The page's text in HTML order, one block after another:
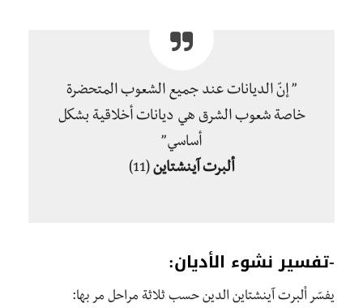
” إنّ الديانات عند جميع الشعوب المتحضرة
خاصة شعوب الشرق هي ديانات أخلاقية بشكل
أساسي”
ألبرت آينشتاين(11)
-تفسير نشوء الأديان:
يفسّر ألبرت آينشتاين الدين حسب ثلاثة مراحل مر بها: